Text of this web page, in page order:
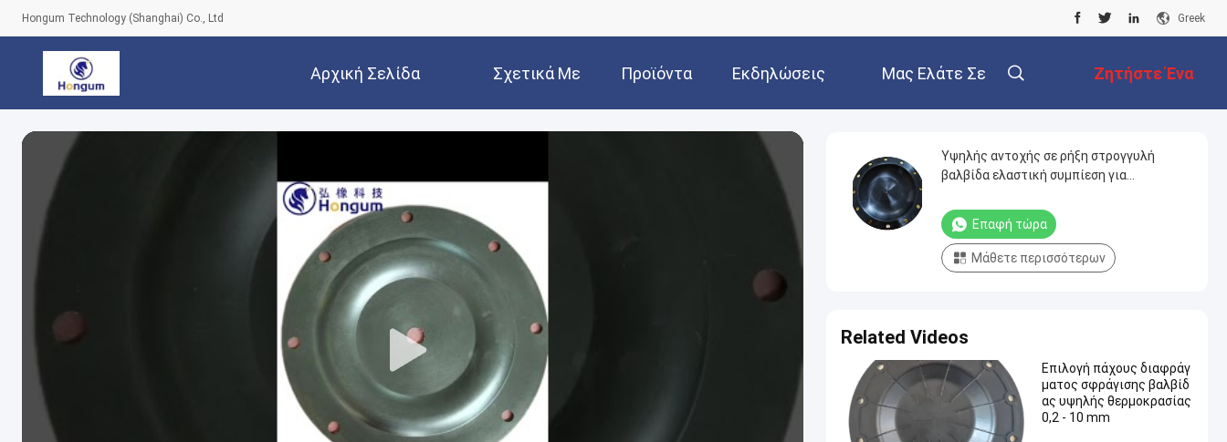
Hongum Technology (Shanghai) Co., Ltd Greek
Αρχική Σελίδα Σχετικά Με Προϊόντα Εκδηλώσεις Μας Ελάτε Σε
Επαφή Με
Ζητήστε Ένα
Απόσπασμα
Υψηλής αντοχής σε ρήξη στρογγυλή
βαλβίδα ελαστική συμπίεση για
Επαφή τώρα
Μάθετε περισσότερων
Related Videos
Επιλογή πάχους διαφράγ
ματος σφράγισης βαλβίδ
ας υψηλής θερμοκρασίας
0,2 - 10 mm